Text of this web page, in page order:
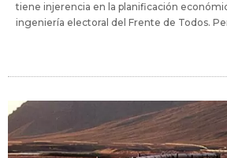
tiene injerencia en la planificación
ingeniería electoral del Frente de Todos.